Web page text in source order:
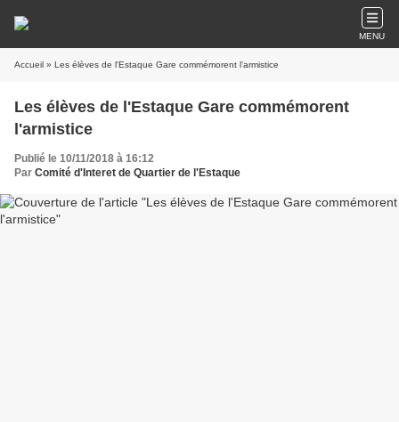
MENU
Accueil » Les élèves de l'Estaque Gare commémorent l'armistice
Les élèves de l'Estaque Gare commémorent
l'armistice
Publié le 10/11/2018 à 16:12
Par Comité d'Interet de Quartier de l'Estaque